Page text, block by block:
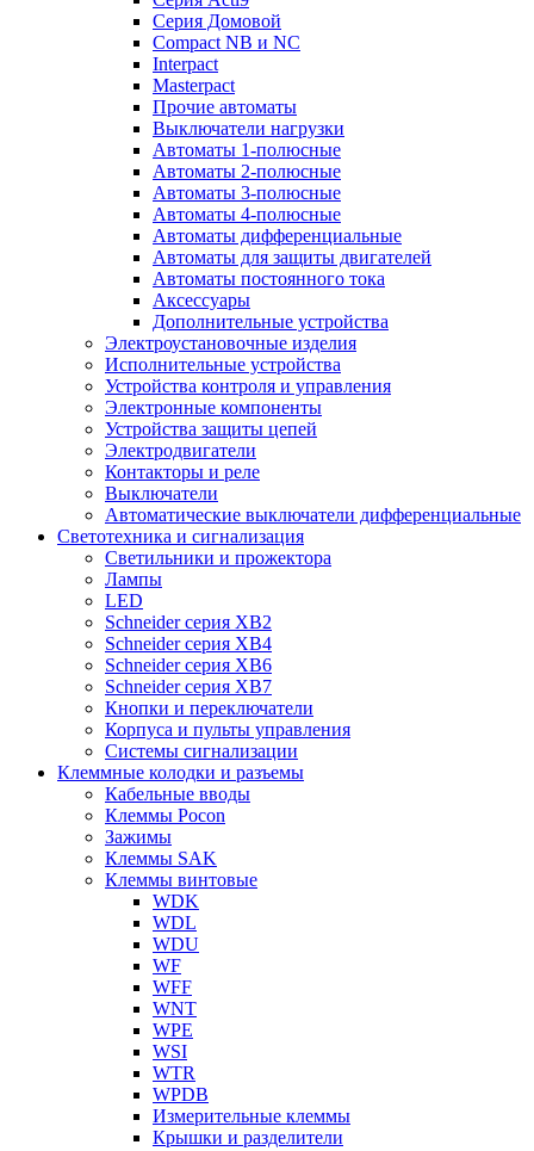
Серия Домовой
Compact NB и NC
Interpact
Masterpact
Прочие автоматы
Выключатели нагрузки
Автоматы 1-полюсные
Автоматы 2-полюсные
Автоматы 3-полюсные
Автоматы 4-полюсные
Автоматы дифференциальные
Автоматы для защиты двигателей
Автоматы постоянного тока
Аксессуары
Дополнительные устройства
Электроустановочные изделия
Исполнительные устройства
Устройства контроля и управления
Электронные компоненты
Устройства защиты цепей
Электродвигатели
Контакторы и реле
Выключатели
Автоматические выключатели дифференциальные
Светотехника и сигнализация
Светильники и прожектора
Лампы
LED
Schneider серия XB2
Schneider серия XB4
Schneider серия XB6
Schneider серия XB7
Кнопки и переключатели
Корпуса и пульты управления
Системы сигнализации
Клеммные колодки и разъемы
Кабельные вводы
Клеммы Pocon
Зажимы
Клеммы SAK
Клеммы винтовые
WDK
WDL
WDU
WF
WFF
WNT
WPE
WSI
WTR
WPDB
Измерительные клеммы
Крышки и разделители